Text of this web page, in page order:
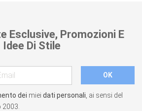
Esclusive, Promozioni E
Idee Di Stile
dei miei dati personali , ai sensi del